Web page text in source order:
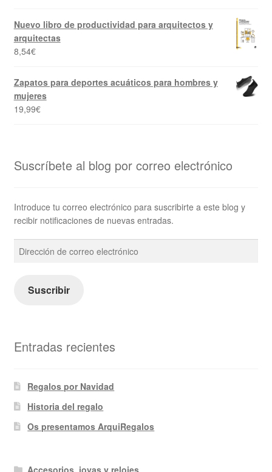
Nuevo libro de productividad para arquitectos y
arquitectas
8,54€
Zapatos para deportes acuáticos para hombres y
mujeres
19,99€
Suscríbete al blog por correo electrónico
Introduce tu correo electrónico para suscribirte a este blog y
recibir notificaciones de nuevas entradas.
de
electrónico
Suscribir
Entradas recientes
Regalos por Navidad
Historia del regalo
Os presentamos ArquiRegalos